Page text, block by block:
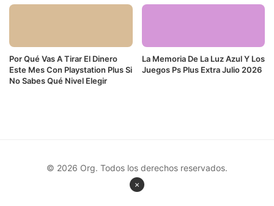
Por Qué Vas A Tirar El Dinero
Este Mes Con Playstation Plus Si
No Sabes Qué Nivel Elegir
La Memoria De La Luz Azul Y Los
Juegos Ps Plus Extra Julio 2026
×
© 2026 Org. Todos los derechos reservados.